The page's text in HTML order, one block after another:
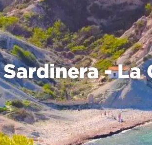
Sardinera - La